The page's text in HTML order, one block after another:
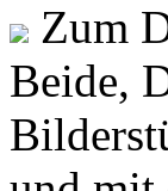
Zum
Beide,